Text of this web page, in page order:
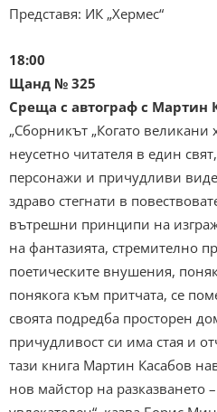
Представя: ИК „Хермес“
18:00
Щанд № 325
Среща с автограф с Мартин
„Сборникът „Когато великани
неусетно читателя в един
персонажи и причудливи
здраво стегнати в
вътрешни принципи на
на фантазията, стремително
поетическите внушения,
понякога към притчата, се
своята подредба просторен
причудливост си има стая и
тази книга Мартин Касабов
нов майстор на разказването